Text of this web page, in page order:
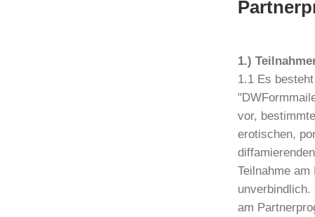
1.)
1.1 Es
vor,
erotischen,
Teilnahme
am